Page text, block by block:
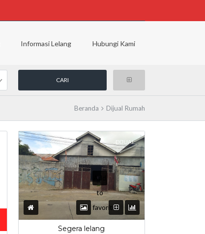
Informasi Lelang Hubungi Kami
Beranda Dijual Rumah
DIJUAL
Add
to
favorites
Segera lelang